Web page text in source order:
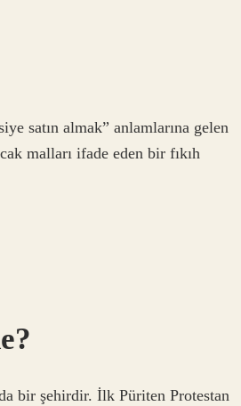
satın almak” anlamlarına gelen
malları ifade eden bir fıkıh
bir şehirdir. İlk Püriten Protestan